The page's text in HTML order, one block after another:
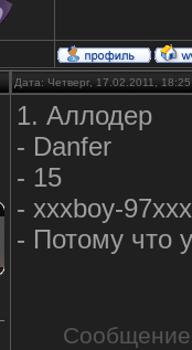
Дата: Четверг, 17.02.2011,
1. Аллодер
- Danfer
- 15
- xxxboy-97xxx
- Потому что